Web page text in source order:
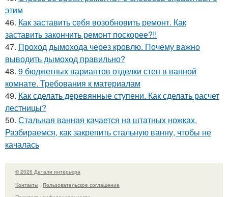
этим
46. Как заставить себя возобновить ремонт. Как
заставить закончить ремонт поскорее?!!
47. Проход дымохода через кровлю. Почему важно
выводить дымоход правильно?
48. 9 бюджетных вариантов отделки стен в ванной
комнате. Требования к материалам
49. Как сделать деревянные ступени. Как сделать расчет
лестницы?
50. Стальная ванная качается на штатных ножках.
Разбираемся, как закрепить стальную ванну, чтобы не
качалась
© 2026 Детали интерьера
Контакты
Пользовательское соглашение